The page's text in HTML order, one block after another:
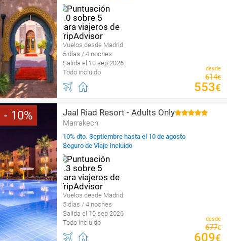
Vuelos desde Madrid
5 días / 4 noches
Salida el 10 sep 2026
Todo incluido
desde
614€
553€
10 Jaal Riad Resort - Adults Only
Marrakech
10% dto. Septiembre hasta el 10 de agosto
Seguro de Viaje Incluido
Vuelos desde Madrid
5 días / 4 noches
Salida el 10 sep 2026
Todo incluido
desde
677€
609€